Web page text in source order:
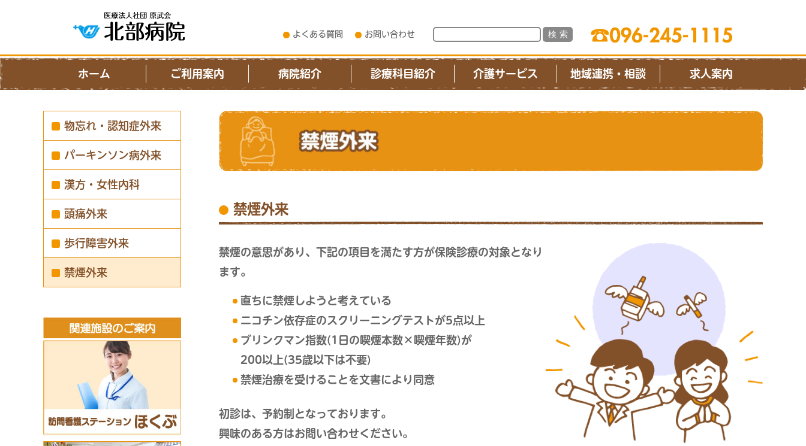
よくある質問 お問い合わせ
ホーム ご利用案内 病院紹介 診療科目紹介 介護サービス 地域連携・相談 求人案内
禁煙外来
禁煙の意思があり、下記の項目を満たす方が保険診療の対象となり
ます。
直ちに禁煙しようと考えている
ニコチン依存症のスクリーニングテストが5点以上
ブリンクマン指数(1日の喫煙本数×喫煙年数)が
200以上(35歳以下は不要)
禁煙治療を受けることを文書により同意
初診は、予約制となっております。
興味のある方はお問い合わせください。
物忘れ・認知症外来
パーキンソン病外来
漢方・女性内科
頭痛外来
歩行障害外来
禁煙外来